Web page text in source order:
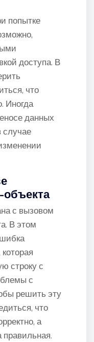
попытке
доступа. В
что
Иногда
данных
случае
объекта
с вызовом
В этом
строку с
с
решить эту
что
а
правильная.